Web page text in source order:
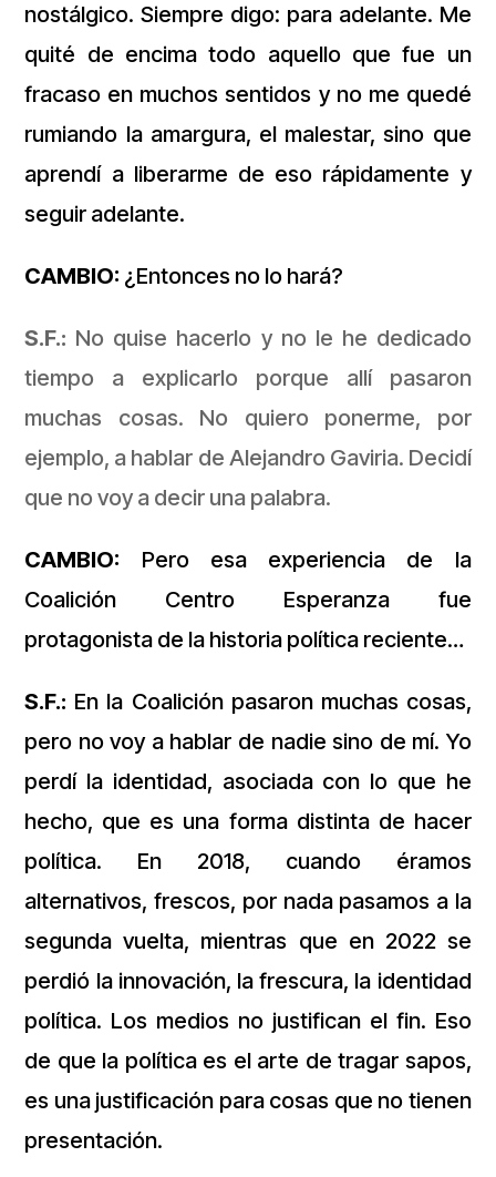
nostálgico. Siempre digo: para adelante. Me
quité de encima todo aquello que fue un
fracaso en muchos sentidos y no me quedé
rumiando la amargura, el malestar, sino que
aprendí a liberarme de eso rápidamente y
seguir adelante.
CAMBIO: ¿Entonces no lo hará?
S.F.: No quise hacerlo y no le he dedicado
tiempo a explicarlo porque allí pasaron
muchas cosas. No quiero ponerme, por
ejemplo, a hablar de Alejandro Gaviria. Decidí
que no voy a decir una palabra.
CAMBIO: Pero esa experiencia de la
Coalición Centro Esperanza fue
protagonista de la historia política reciente…
S.F.: En la Coalición pasaron muchas cosas,
pero no voy a hablar de nadie sino de mí. Yo
perdí la identidad, asociada con lo que he
hecho, que es una forma distinta de hacer
política. En 2018, cuando éramos
alternativos, frescos, por nada pasamos a la
segunda vuelta, mientras que en 2022 se
perdió la innovación, la frescura, la identidad
política. Los medios no justifican el fin. Eso
de que la política es el arte de tragar sapos,
es una justificación para cosas que no tienen
presentación.